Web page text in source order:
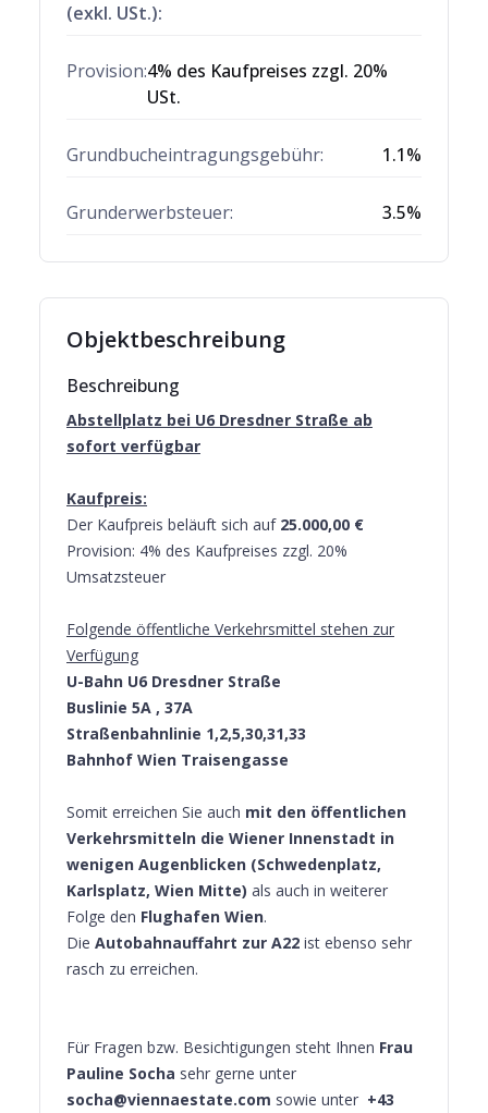
(exkl. USt.):
Provision:4% des Kaufpreises zzgl. 20%
USt.
Grundbucheintragungsgebühr: 1.1%
Grunderwerbsteuer: 3.5%
Objektbeschreibung
Beschreibung
Abstellplatz bei U6 Dresdner Straße ab
sofort verfügbar
Kaufpreis:
Der Kaufpreis beläuft sich auf 25.000,00 €
Provision: 4% des Kaufpreises zzgl. 20%
Umsatzsteuer
Folgende öffentliche Verkehrsmittel stehen zur
Verfügung
U-Bahn U6 Dresdner Straße
Buslinie 5A , 37A
Straßenbahnlinie 1,2,5,30,31,33
Bahnhof Wien Traisengasse
Somit erreichen Sie auch mit den öffentlichen
Verkehrsmitteln die Wiener Innenstadt in
wenigen Augenblicken (Schwedenplatz,
Karlsplatz, Wien Mitte) als auch in weiterer
Folge den Flughafen Wien.
Die Autobahnauffahrt zur A22 ist ebenso sehr
rasch zu erreichen.
Für Fragen bzw. Besichtigungen steht Ihnen Frau
Pauline Socha sehr gerne unter
socha@viennaestate.com sowie unter +43